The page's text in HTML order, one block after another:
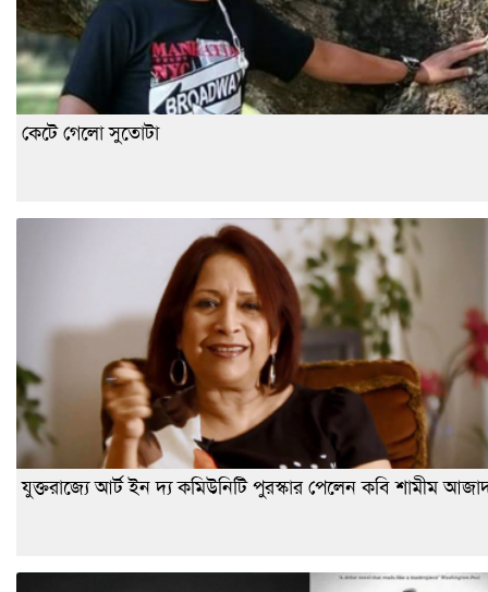
কেটে গেলো সুতোটা
যুক্তরাজ্যে আর্ট ইন দ্য কমিউনিটি পুরস্কার পেলেন কবি শামীম